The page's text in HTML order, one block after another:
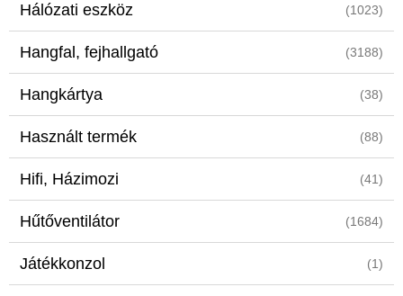
Hálózati eszköz (1023)
Hangfal, fejhallgató (3188)
Hangkártya (38)
Használt termék (88)
Hifi, Házimozi (41)
Hűtőventilátor (1684)
Játékkonzol (1)